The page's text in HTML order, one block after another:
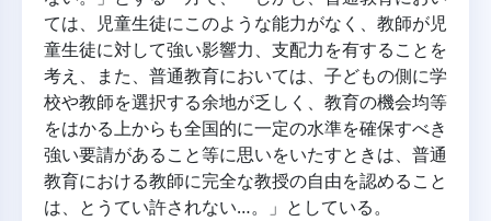
ては、児童生徒にこのような能力がなく、教師が児
童生徒に対して強い影響力、支配力を有することを
考え、また、普通教育においては、子どもの側に学
校や教師を選択する余地が乏しく、教育の機会均等
をはかる上からも全国的に一定の水準を確保すべき
強い要請があること等に思いをいたすときは、普通
教育における教師に完全な教授の自由を認めること
は、とうてい許されない…。」としている。